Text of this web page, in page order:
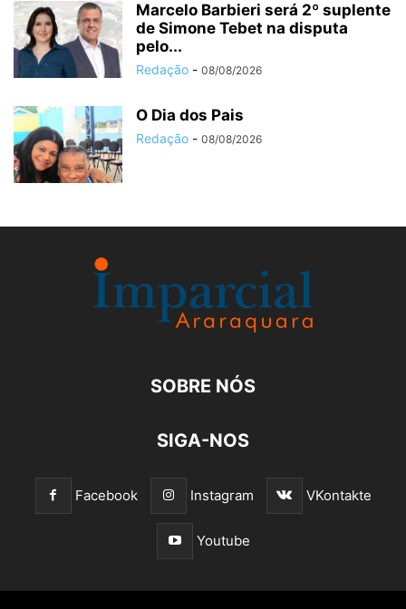
Marcelo Barbieri será 2º suplente
de Simone Tebet na disputa
pelo...
Redação - 08/08/2026
O Dia dos Pais
Redação - 08/08/2026
SOBRE NÓS
SIGA-NOS
Facebook Instagram VKontakte
Youtube